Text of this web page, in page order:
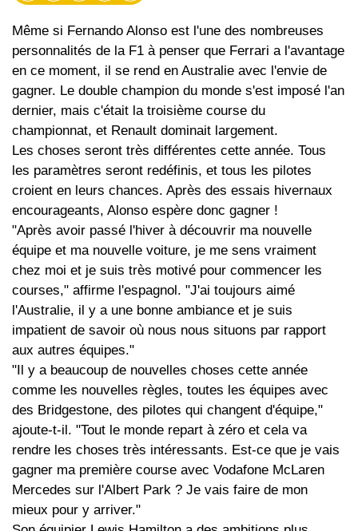
Même si Fernando Alonso est l'une des nombreuses
personnalités de la F1 à penser que Ferrari a l'avantage
en ce moment, il se rend en Australie avec l'envie de
gagner. Le double champion du monde s'est imposé l'an
dernier, mais c'était la troisième course du
championnat, et Renault dominait largement.
Les choses seront très différentes cette année. Tous
les paramètres seront redéfinis, et tous les pilotes
croient en leurs chances. Après des essais hivernaux
encourageants, Alonso espère donc gagner !
"Après avoir passé l'hiver à découvrir ma nouvelle
équipe et ma nouvelle voiture, je me sens vraiment
chez moi et je suis très motivé pour commencer les
courses," affirme l'espagnol. "J'ai toujours aimé
l'Australie, il y a une bonne ambiance et je suis
impatient de savoir où nous nous situons par rapport
aux autres équipes."
"Il y a beaucoup de nouvelles choses cette année
comme les nouvelles règles, toutes les équipes avec
des Bridgestone, des pilotes qui changent d'équipe,"
ajoute-t-il. "Tout le monde repart à zéro et cela va
rendre les choses très intéressants. Est-ce que je vais
gagner ma première course avec Vodafone McLaren
Mercedes sur l'Albert Park ? Je vais faire de mon
mieux pour y arriver."